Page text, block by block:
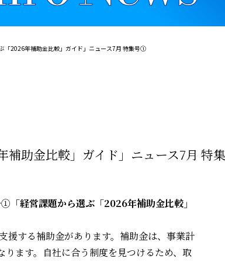
「2026年補助金比較」ガイド」ニュース7月 特集号①
補助金比較」ガイド」ニュース7月 特
① 「経営課題から選ぶ「2026年補助金比較」
援する補助金があります。補助金は、事業計
ます。自社に合う制度を見つけるため、取